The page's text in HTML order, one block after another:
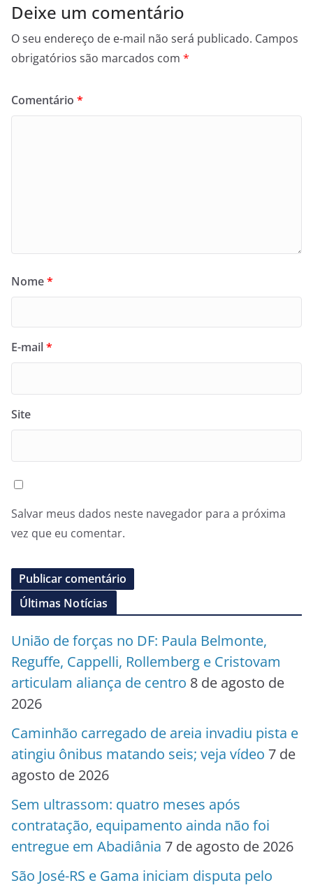
Deixe um comentário
O seu endereço de e-mail não será publicado. Campos
obrigatórios são marcados com *
Comentário *
Nome*
E-mail*
Site
Salvar meus dados neste navegador para a próxima
vez que eu comentar.
Últimas Notícias
União de forças no DF: Paula Belmonte,
Reguffe, Cappelli, Rollemberg e Cristovam
articulam aliança de centro 8 de agosto de
2026
Caminhão carregado de areia invadiu pista e
atingiu ônibus matando seis; veja vídeo 7 de
agosto de 2026
Sem ultrassom: quatro meses após
contratação, equipamento ainda não foi
entregue em Abadiânia 7 de agosto de 2026
São José-RS e Gama iniciam disputa pelo